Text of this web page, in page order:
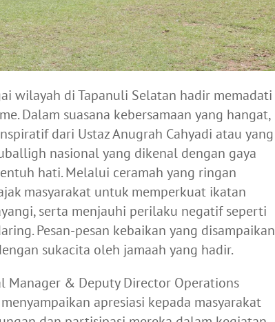
wilayah di Tapanuli Selatan hadir memadati
Dalam suasana kebersamaan yang hangat,
dari Ustaz Anugrah Cahyadi atau yang
nasional yang dikenal dengan gaya
hati. Melalui ceramah yang ringan
masyarakat untuk memperkuat ikatan
serta menjauhi perilaku negatif seperti
Pesan-pesan kebaikan yang disampaikan
sukacita oleh jamaah yang hadir.
Manager & Deputy Director Operations
apresiasi kepada masyarakat